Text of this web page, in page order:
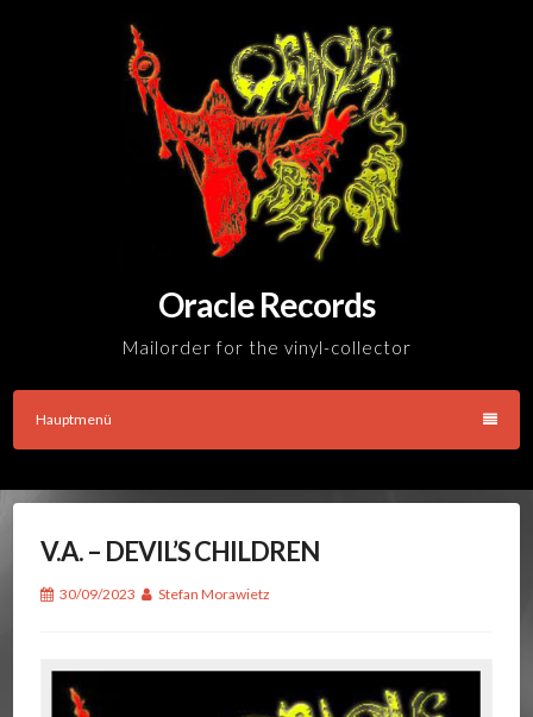
Oracle Records
Mailorder for the vinyl-collector
Hauptmenü
V.A. – DEVIL’S CHILDREN
30/09/2023 Stefan Morawietz